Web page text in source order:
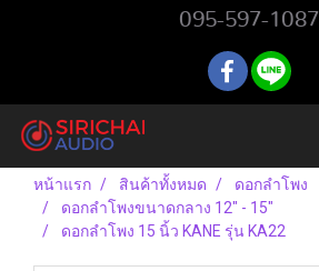
095-597-1087
หน้าแรก สินค้าทั้งหมด
ดอกลำโพง
ดอกลำโพงขนาดกลาง 12" - 15"
ดอกลำโพง 15 นิ้ว KANE รุ่น KA22